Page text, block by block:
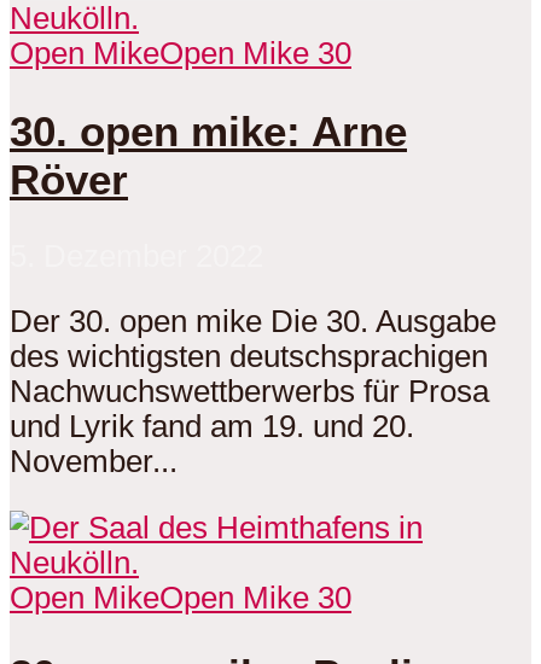
Open MikeOpen Mike 30
30. open mike: Arne
Röver
Der 30. open mike Die 30. Ausgabe
des wichtigsten deutschsprachigen
Nachwuchswettberwerbs für Prosa
und Lyrik fand am 19. und 20.
November...
Open MikeOpen Mike 30